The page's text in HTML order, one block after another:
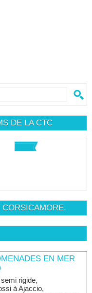
DE LA CTC
EN MER
rigide,
à Ajaccio,